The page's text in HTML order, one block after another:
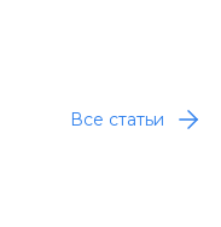
Все статьи